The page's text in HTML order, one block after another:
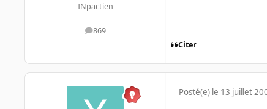
INpactien
869
messages
Citer
Posté(e) le 13 juillet